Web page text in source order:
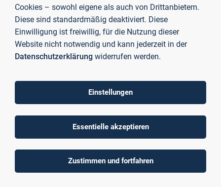
+49 6021 4206 720
konrad.doll@th-ab.de
Labor für Logistik
+49 6021 4206 811
Labor für Mechatronische Systeme: MeSys
Gebäude 40, Raum E10
+49 6021 4206 966
alexander.czinki@th-ab.de
Cookies – sowohl eigene als auch von Drittanbietern.
Diese sind standardmäßig deaktiviert. Diese
Einwilligung ist freiwillig, für die Nutzung dieser
Website nicht notwendig und kann jederzeit in der
Datenschutzerklärung widerrufen werden.
Einstellungen
Essentielle akzeptieren
Zustimmen und fortfahren